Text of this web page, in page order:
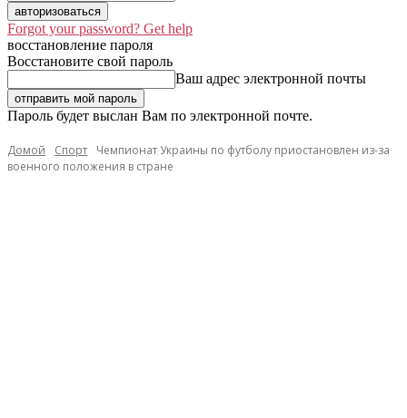
Forgot your password? Get help
восстановление пароля
Восстановите свой пароль
Ваш адрес электронной почты
Пароль будет выслан Вам по электронной почте.
Домой Спорт
Чемпионат Украины по футболу приостановлен из-за
военного положения в стране